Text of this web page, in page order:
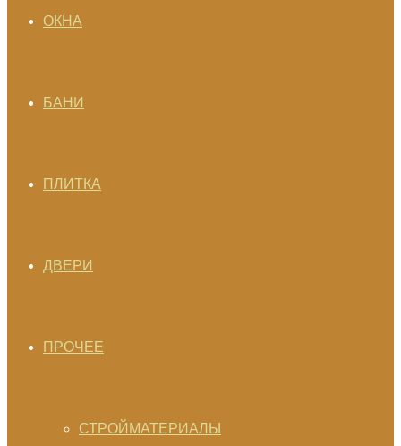
ОКНА
БАНИ
ПЛИТКА
ДВЕРИ
ПРОЧЕЕ
СТРОЙМАТЕРИАЛЫ